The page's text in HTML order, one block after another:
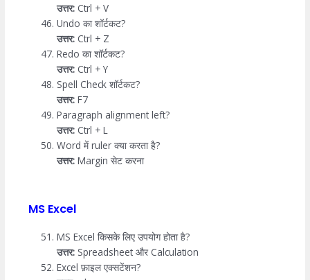
उत्तर: Ctrl + V
Undo का शॉर्टकट?
उत्तर: Ctrl + Z
Redo का शॉर्टकट?
उत्तर: Ctrl + Y
Spell Check शॉर्टकट?
उत्तर: F7
Paragraph alignment left?
उत्तर: Ctrl + L
Word में ruler क्या करता है?
उत्तर: Margin सेट करना
MS Excel
MS Excel किसके लिए उपयोग होता है?
उत्तर: Spreadsheet और Calculation
Excel फ़ाइल एक्सटेंशन?